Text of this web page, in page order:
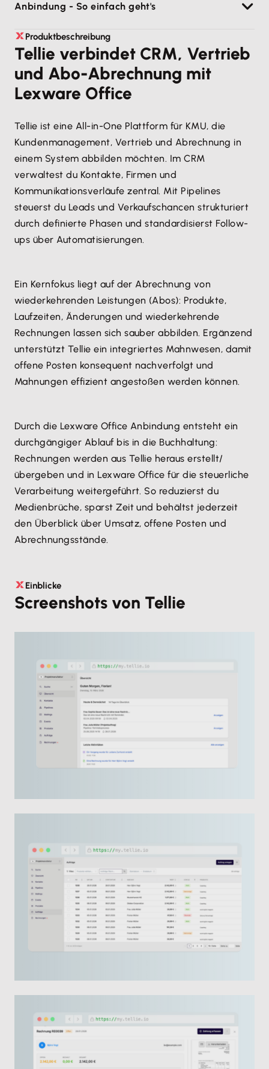
und übergibst sie an Lexware Office.
Buchhaltung/Steuern weiterverarbeitet.
In Tellie behältst du den Überblick über
Abrechnung, offene Posten und Mahnwesen.
Aktives Lexware Office Konto
Berechtigung, Integrationen in Lexware Office
zu verbinden (Admin/Rechte)
Internetverbindung (Cloud-Anwendung)
Anbindung - So einfach geht's
In Tellie den Bereich Integrationen öffnen.
Lexware Office auswählen und Verbindung
starten.
In Lexware Office anmelden und Zugriff
Fertig – Tellie kann Rechnungen/Belegdaten
an Lexware Office übergeben.
Produktbeschreibung
Tellie verbindet CRM, Vertrieb
und Abo-Abrechnung mit
Lexware Office
Tellie ist eine All-in-One Plattform für KMU, die
Kundenmanagement, Vertrieb und Abrechnung in
einem System abbilden möchten. Im CRM
verwaltest du Kontakte, Firmen und
Kommunikationsverläufe zentral. Mit Pipelines
steuerst du Leads und Verkaufschancen strukturiert
durch definierte Phasen und standardisierst Follow-
ups über Automatisierungen.
Ein Kernfokus liegt auf der Abrechnung von
wiederkehrenden Leistungen (Abos): Produkte,
Laufzeiten, Änderungen und wiederkehrende
Rechnungen lassen sich sauber abbilden. Ergänzend
unterstützt Tellie ein integriertes Mahnwesen, damit
offene Posten konsequent nachverfolgt und
Mahnungen effizient angestoßen werden können.
Durch die Lexware Office Anbindung entsteht ein
durchgängiger Ablauf bis in die Buchhaltung:
Rechnungen werden aus Tellie heraus erstellt/
übergeben und in Lexware Office für die steuerliche
Verarbeitung weitergeführt. So reduzierst du
Medienbrüche, sparst Zeit und behältst jederzeit
den Überblick über Umsatz, offene Posten und
Abrechnungsstände.
Einblicke
Screenshots von Tellie